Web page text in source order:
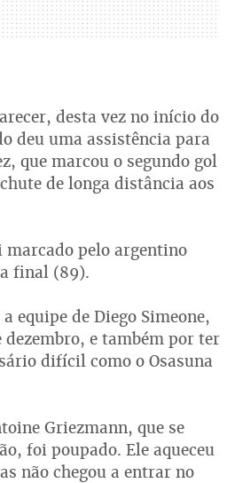
desta vez no início do
deu uma assistência para
que marcou o segundo gol
de longa distância aos
pelo argentino
final (89).
equipe de Diego Simeone,
e também por ter
difícil como o Osasuna
Griezmann, que se
foi poupado. Ele aqueceu
não chegou a entrar no